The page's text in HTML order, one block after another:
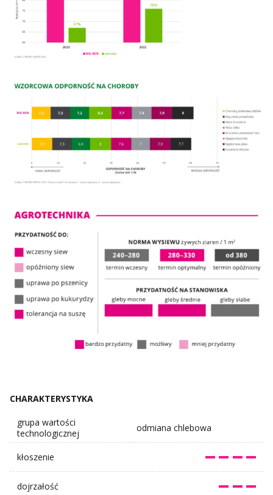
CHARAKTERYSTYKA
grupa wartości
technologicznej
odmiana chlebowa
kłoszenie
dojrzałość